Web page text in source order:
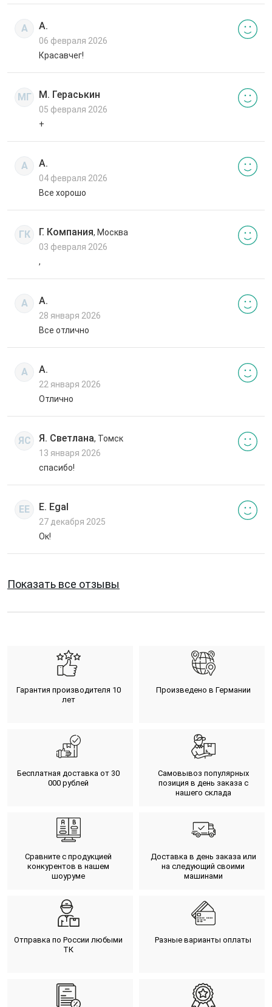
А А.
06 февраля 2026
Красавчег!
МГ М. Гераськин
05 февраля 2026
+
А А.
04 февраля 2026
Все хорошо
ГК Г. Компания, Москва
03 февраля 2026
,
А А.
28 января 2026
Все отлично
А А.
22 января 2026
Отлично
ЯС Я. Светлана, Томск
13 января 2026
спасибо!
EE E. Egal
27 декабря 2025
Ок!
Показать все отзывы
Гарантия производителя 10
лет
Произведено в Германии
Бесплатная доставка от 30
000 рублей
Самовывоз популярных
позиция в день заказа с
нашего склада
Сравните с продукцией
конкурентов в нашем
шоуруме
Доставка в день заказа или
на следующий своими
машинами
Отправка по России любыми
ТК
Разные варианты оплаты